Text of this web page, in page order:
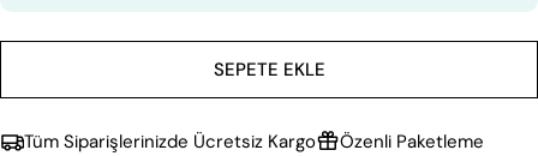
SEPETE EKLE
Tüm Siparişlerinizde Ücretsiz Kargo Özenli Paketleme